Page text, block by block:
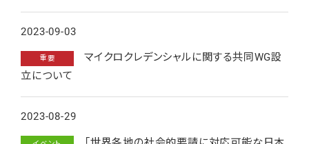
2023-09-03
重要
マイクロクレデンシャルに関する共同WG設
立について
2023-08-29